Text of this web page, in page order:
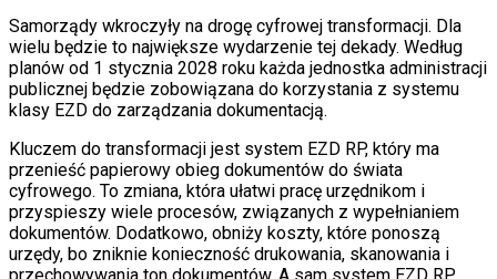
Samorządy wkroczyły na drogę cyfrowej transformacji. Dla
wielu będzie to największe wydarzenie tej dekady. Według
planów od 1 stycznia 2028 roku każda jednostka administracji
publicznej będzie zobowiązana do korzystania z systemu
klasy EZD do zarządzania dokumentacją.
Kluczem do transformacji jest system EZD RP, który ma
przenieść papierowy obieg dokumentów do świata
cyfrowego. To zmiana, która ułatwi pracę urzędnikom i
przyspieszy wiele procesów, związanych z wypełnianiem
dokumentów. Dodatkowo, obniży koszty, które ponoszą
urzędy, bo zniknie konieczność drukowania, skanowania i